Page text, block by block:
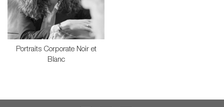
Portraits Corporate Noir et
Blanc